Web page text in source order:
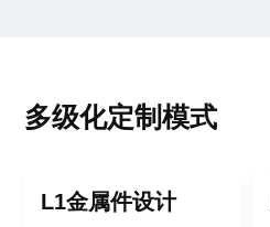
多级化定制模式
L1金属件设计